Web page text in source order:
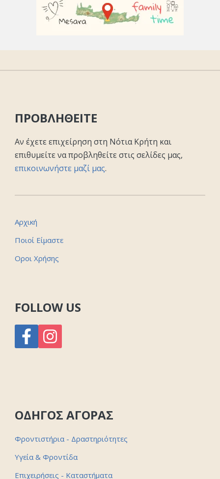
ΠΡΟΒΛΗΘΕΙΤΕ
Αν έχετε επιχείρηση στη Νότια Κρήτη και
επιθυμείτε να προβληθείτε στις σελίδες μας,
επικοινωνήστε μαζί μας.
Αρχική
Ποιοί Είμαστε
Οροι Χρήσης
FOLLOW US
ΟΔΗΓΟΣ ΑΓΟΡΑΣ
Φροντιστήρια - Δραστηριότητες
Υγεία & Φροντίδα
Επιχειρήσεις - Καταστήματα